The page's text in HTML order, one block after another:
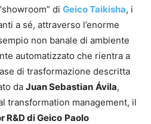
di Geico Taikisha, i
a sé, attraverso l’enorme
non banale di ambiente
automatizzato che rientra a
di trasformazione descritta
da Juan Sebastian Ávila,
transformation management, il
R&D di Geico Paolo